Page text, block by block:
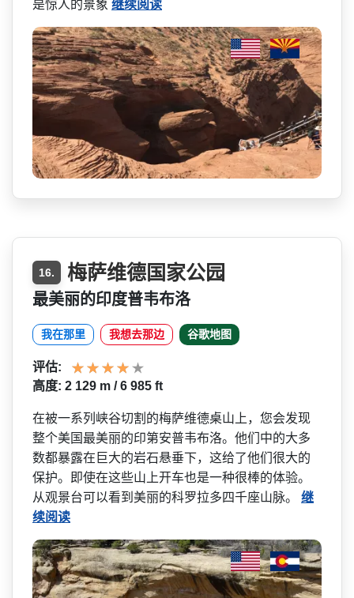
是惊人的景象 继续阅读
16. 梅萨维德国家公园
最美丽的印度普韦布洛
我在那里 我想去那边 谷歌地图
评估:
高度: 2 129 m / 6 985 ft
在被一系列峡谷切割的梅萨维­德桌山上，您会发现
整个美国最美丽的印第安普韦布洛­。他们中的大多
数都暴露在巨大的岩石悬垂下，这给了­他们很大的
保护。即使在这些山上开车也是一种很棒的­体验。
从观景台可以看到美丽的科罗拉多四千座山脉。 继
续阅读